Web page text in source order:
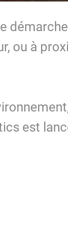
ou à
est